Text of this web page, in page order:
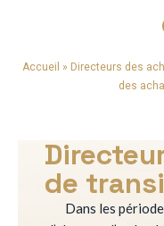
Accueil » Directeurs des
des
de
Dans les